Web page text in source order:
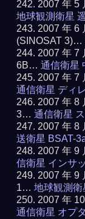
2007 年 5
地球観測衛星
2007 年 6
(SINOSAT 3)…
2007 年 7
6B…通信衛星
2007 年 7
通信衛星 ディ
2007 年 8
3…通信衛星
2007 年 8
送衛星 BSAT-
2007 年 9
信衛星 インサ
2007 年 9
1…地球観測
2007 年
通信衛星 オプ